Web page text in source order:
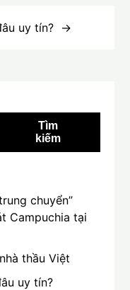
uy tín?
Tìm
kiếm
chuyển”
Campuchia tại
thầu Việt
uy tín?